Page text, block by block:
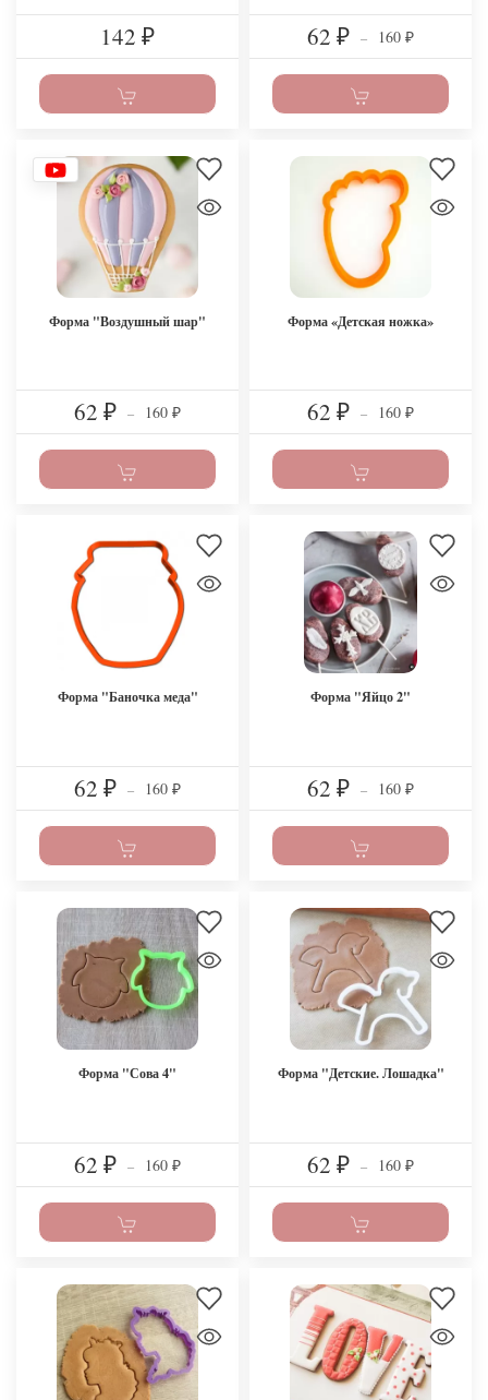
142 ₽ 62 ₽ – 160 ₽
Форма "Воздушный шар"
62 ₽ – 160 ₽
Форма «Детская ножка»
62 ₽ – 160 ₽
Форма "Баночка меда"
62 ₽ – 160 ₽
Форма "Яйцо 2"
62 ₽ – 160 ₽
Форма "Сова 4"
62 ₽ – 160 ₽
Форма "Детские. Лошадка"
62 ₽ – 160 ₽